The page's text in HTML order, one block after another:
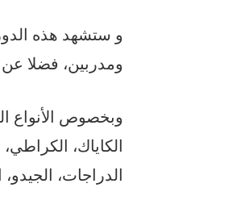
ومدربين، فضلا عن حاجة
وبخصوص الأنواع
الكاياك،
الدراجات، الجيدو،